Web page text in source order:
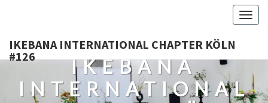
IKEBANA INTERNATIONAL CHAPTER KÖLN
#126
IKEBANA
INTERNATIONAL